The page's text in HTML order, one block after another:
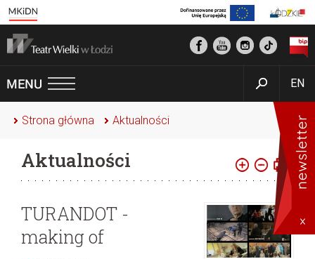
EN
Strona główna Aktualności
Aktualności
TURANDOT -
making of